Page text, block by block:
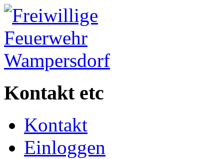
Kontakt etc
Kontakt
Einloggen